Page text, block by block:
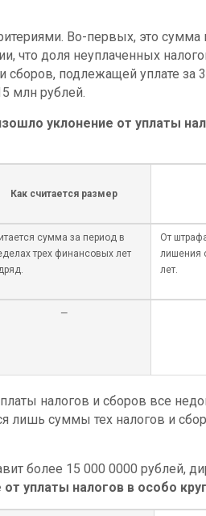
Во-первых, это сумма
что доля неуплаченных
подлежащей уплате за
млн рублей.
уклонение от уплаты
Как считается размер
сумма за период в
трех финансовых лет
От
лишения
лет.
—
налогов и сборов все
лишь суммы тех налогов и
более 15 000 0000 рублей,
от уплаты налогов в особо